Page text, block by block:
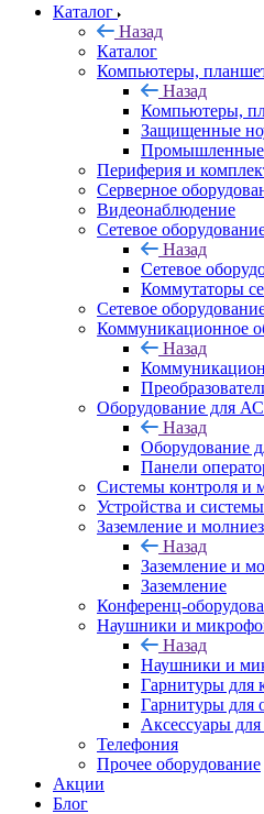
Каталог
Назад
Каталог
Компьютеры,
Назад
Компьютеры,
Защищенные
Периферия и
Серверное
Видеонаблюдение
Сетевое
Назад
Сетевое
Коммутаторы
Сетевое
Коммуникационное
Назад
Оборудование для
Назад
Оборудование
Панели
Системы контроля и
Устройства и
Заземление и
Назад
Заземление и
Заземление
Конференц-
Наушники и
Назад
Наушники и
Гарнитуры для
Гарнитуры для
Аксессуары
Телефония
Прочее оборудование
Акции
Блог